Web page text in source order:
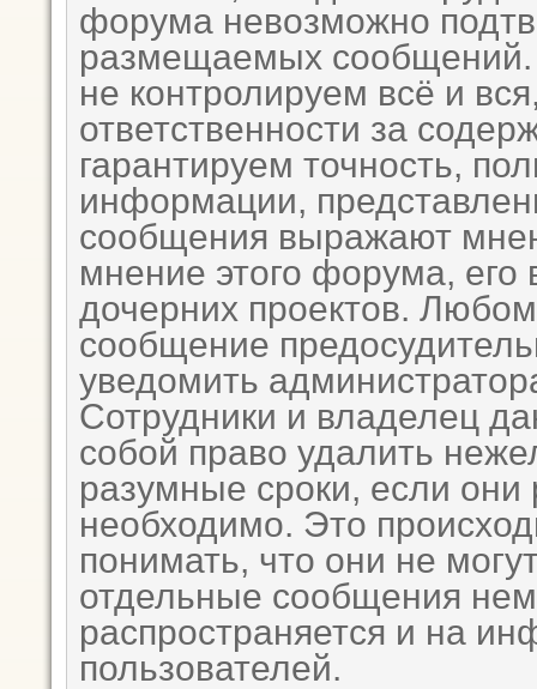
форума невозможно
размещаемых
не контролируем всё и
ответственности за
гарантируем точность,
информации,
сообщения выражают
мнение этого форума, его
дочерних проектов.
сообщение
уведомить
Сотрудники и владелец
собой право удалить
разумные сроки, если они
необходимо. Это
понимать, что они не
отдельные сообщения
распространяется и на
пользователей.